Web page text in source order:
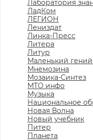
Лаборатория
ЛадКом
ЛЕГИОН
Лениздат
Линка-Пресс
Литера
Литур
Маленький
Мнемозина
Мозаика-Синтез
МТО инфо
Музыка
Национальное
Новая Волна
Новый учебник
Питер
Планета